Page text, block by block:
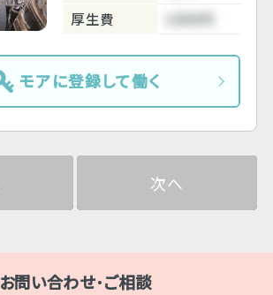
厚生費
1000円
モアに登録して働く
次へ
お問い合わせ･ご相談